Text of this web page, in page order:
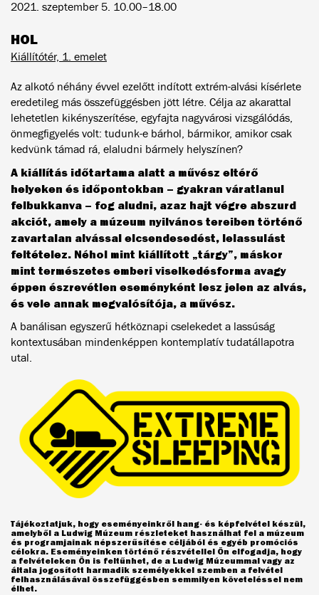
2021. szeptember 5. 10.00–18.00
HOL
Kiállítótér, 1. emelet
Az alkotó néhány évvel ezelőtt indított extrém-alvási kísérlete
eredetileg más összefüggésben jött létre. Célja az akarattal
lehetetlen kikényszerítése, egyfajta nagyvárosi vizsgálódás,
önmegfigyelés volt: tudunk-e bárhol, bármikor, amikor csak
kedvünk támad rá, elaludni bármely helyszínen?
A kiállítás időtartama alatt a művész eltérő
helyeken és időpontokban – gyakran váratlanul
felbukkanva – fog aludni, azaz hajt végre abszurd
akciót, amely a múzeum nyilvános tereiben történő
zavartalan alvással elcsendesedést, lelassulást
feltételez. Néhol mint kiállított „tárgy”, máskor
mint természetes emberi viselkedésforma avagy
éppen észrevétlen eseményként lesz jelen az alvás,
és vele annak megvalósítója, a művész.
A banálisan egyszerű hétköznapi cselekedet a lassúság
kontextusában mindenképpen kontemplatív tudatállapotra
utal.
Tájékoztatjuk, hogy eseményeinkről hang- és képfelvétel készül,
amelyből a Ludwig Múzeum részleteket használhat fel a múzeum
és programjainak népszerűsítése céljából és egyéb promóciós
célokra. Eseményeinken történő részvétellel Ön elfogadja, hogy
a felvételeken Ön is feltűnhet, de a Ludwig Múzeummal vagy az
általa jogosított harmadik személyekkel szemben a felvétel
felhasználásával összefüggésben semmilyen követeléssel nem
élhet.